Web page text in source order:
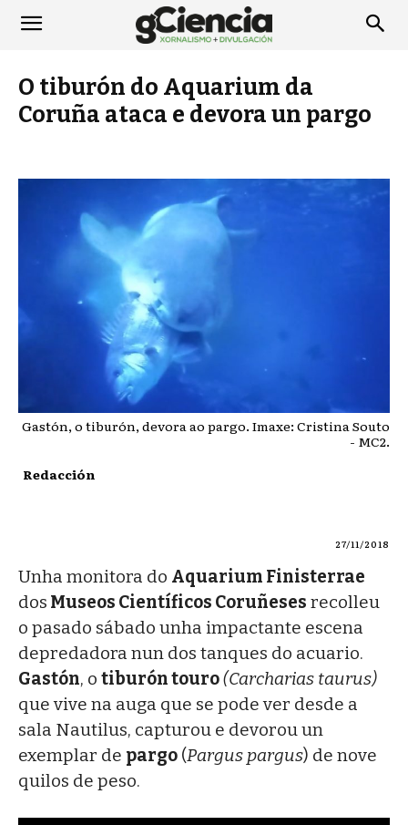
O tiburón do Aquarium da
Coruña ataca e devora un pargo
Gastón, o tiburón, devora ao pargo. Imaxe: Cristina Souto
- MC2.
Redacción
27/11/2018
Unha monitora do Aquarium Finisterrae
dos Museos Científicos Coruñeses recolleu
o pasado sábado unha impactante escena
depredadora nun dos tanques do acuario.
Gastón, o tiburón touro(Carcharias taurus)
que vive na auga que se pode ver desde a
sala Nautilus, capturou e devorou un
exemplar de pargo (Pargus pargus) de nove
quilos de peso.